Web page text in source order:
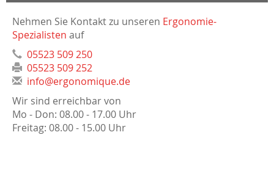
Nehmen Sie Kontakt zu unseren Ergonomie-
Spezialisten auf
05523 509 250
05523 509 252
info@ergonomique.de
Wir sind erreichbar von
Mo - Don: 08.00 - 17.00 Uhr
Freitag: 08.00 - 15.00 Uhr